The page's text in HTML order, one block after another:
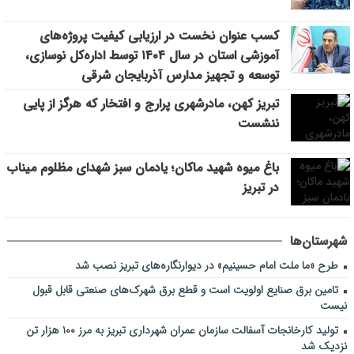
کسب عنوان نخست در ارزیابی کیفیت پروژه‌های
آموزشی استان در سال ۱۴۰۴ توسط اداره‌کل نوسازی،
توسعه و تجهیز مدارس آذربایجان شرقی
تبریز کهن، مادرشهری پرارج و افتخار که هرگز از پایی
ننشست
باغ میوه شهید ماکان؛ یادمان سبز شهدای مظلوم میناب
در تبریز
شهرستان‌ها
طرح «ما ملت امام حسینیم» در دیوارنگاره‌های تبریز نصب شد
تامین برق صنایع اولویت است و قطع برق شهرک‌های صنعتی قابل قبول
نیست
تولید کارخانجات آسفالت سازمان عمران شهرداری تبریز به مرز ۱۰۰ هزار تن
نزدیک شد